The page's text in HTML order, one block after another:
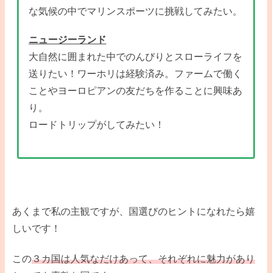
な気候の中でマリンスポーツに挑戦してみたい。
ニュージーランド
大自然に囲まれた中でのんびりとスローライフを
送りたい！ワーホリは経験済み。ファームで働く
ことやヨーロピアンの友だちを作ることに興味あ
り。
ロードトリップがしてみたい！
あくまで私の主観ですが、国選びのヒントになれたら嬉
しいです！
この３カ国は人気なだけあって、それぞれに魅力があり